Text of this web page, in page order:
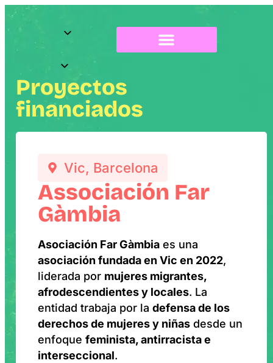
Proyectos
financiados
Vic, Barcelona
Associación Far
Gàmbia
Asociación Far Gàmbia es una
asociación fundada en Vic en 2022,
liderada por mujeres migrantes,
afrodescendientes y locales. La
entidad trabaja por la defensa de los
derechos de mujeres y niñas desde un
enfoque feminista, antirracista e
interseccional.